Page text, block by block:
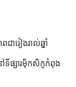
ជារៀងរាល់ឆ្នាំ
ទីផ្សារម៉ិកសិកូកំពុង